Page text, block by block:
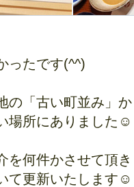
ったです(^^)
の「古い町並み」
場所にありました☺
を何件かさせて頂
て更新いたします☺